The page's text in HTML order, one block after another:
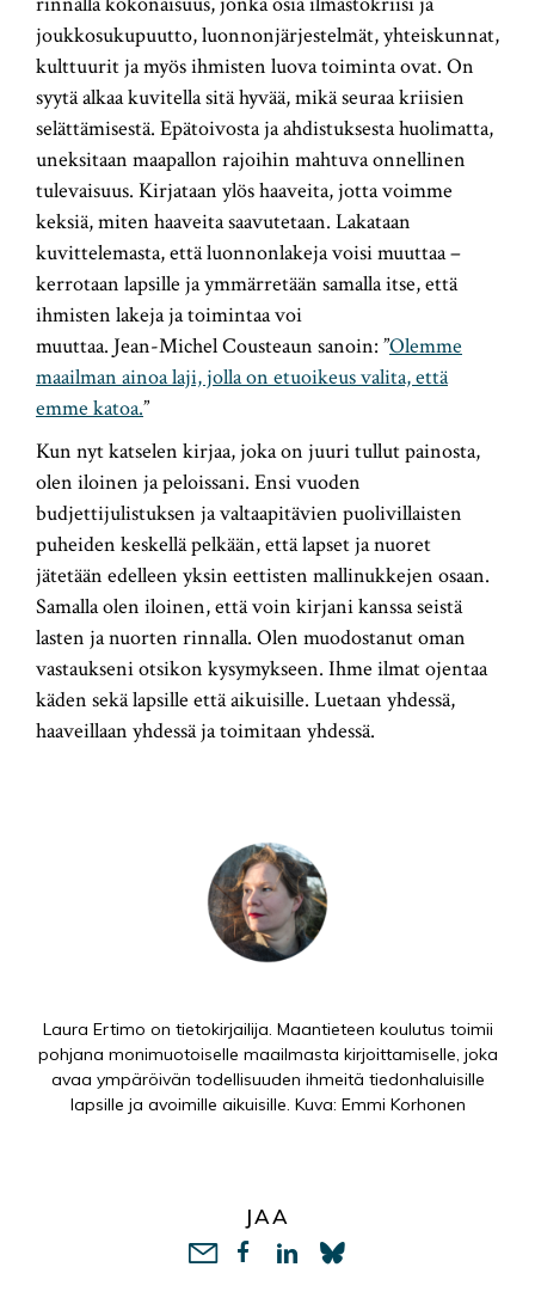
joukkosukupuutto, luonnonjärjestelmät, yhteiskunnat,
kulttuurit ja myös ihmisten luova toiminta ovat. On
syytä alkaa kuvitella sitä hyvää, mikä seuraa kriisien
selättämisestä. Epätoivosta ja ahdistuksesta huolimatta,
uneksitaan maapallon rajoihin mahtuva onnellinen
tulevaisuus. Kirjataan ylös haaveita, jotta voimme
keksiä, miten haaveita saavutetaan. Lakataan
kuvittelemasta, että luonnonlakeja voisi muuttaa –
kerrotaan lapsille ja ymmärretään samalla itse, että
ihmisten lakeja ja toimintaa voi
muuttaa. Jean-Michel Cousteaun sanoin: ”Olemme
maailman ainoa laji, jolla on etuoikeus valita, että
emme katoa.”
Kun nyt katselen kirjaa, joka on juuri tullut painosta,
olen iloinen ja peloissani. Ensi vuoden
budjettijulistuksen ja valtaapitävien puolivillaisten
puheiden keskellä pelkään, että lapset ja nuoret
jätetään edelleen yksin eettisten mallinukkejen osaan.
Samalla olen iloinen, että voin kirjani kanssa seistä
lasten ja nuorten rinnalla. Olen muodostanut oman
vastaukseni otsikon kysymykseen. Ihme ilmat ojentaa
käden sekä lapsille että aikuisille. Luetaan yhdessä,
haaveillaan yhdessä ja toimitaan yhdessä.
Laura Ertimo on tietokirjailija. Maantieteen koulutus toimii
pohjana monimuotoiselle maailmasta kirjoittamiselle, joka
avaa ympäröivän todellisuuden ihmeitä tiedonhaluisille
lapsille ja avoimille aikuisille. Kuva: Emmi Korhonen
JAA
LinkedIn